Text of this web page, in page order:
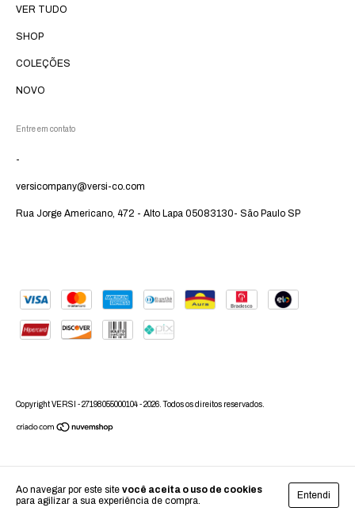
Ao navegar por este site você aceita o uso de cookies
para agilizar a sua experiência de compra.
Entendi
VER TUDO
SHOP
COLEÇÕES
NOVO
Entre em contato
-
versicompany@versi-co.com
Rua Jorge Americano, 472 - Alto Lapa 05083130- São Paulo SP
Copyright VERSI - 27198055000104 - 2026. Todos os direitos reservados.